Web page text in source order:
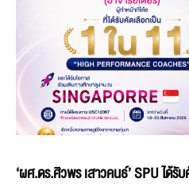
‘ผศ.ดร.ศิวพร เสาวคนธ์’ SPU ได้รั